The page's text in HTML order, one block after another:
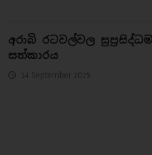
අරාබි රටවල්වල
සත්කාරය
14 September 2025